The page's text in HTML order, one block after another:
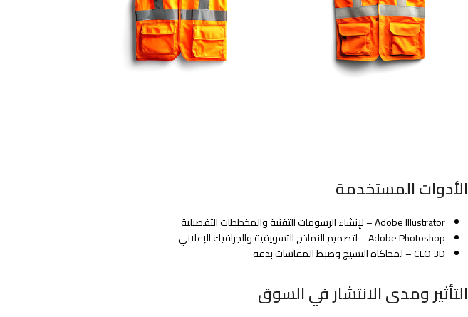
الأدوات المستخدمة
Adobe Illustrator – لإنشاء الرسومات التقنية والمخططات التفصيلية
Adobe Photoshop – لتصميم النماذج التسويقية والجرافيك الإعلاني
CLO 3D – لمحاكاة النسيج وضبط المقاسات بدقة
التأثير ومدى الانتشار في السوق